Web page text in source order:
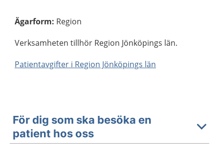
Ägarform: Region
Verksamheten tillhör Region Jönköpings län.
Patientavgifter i Region Jönköpings län
För dig som ska besöka en
patient hos oss